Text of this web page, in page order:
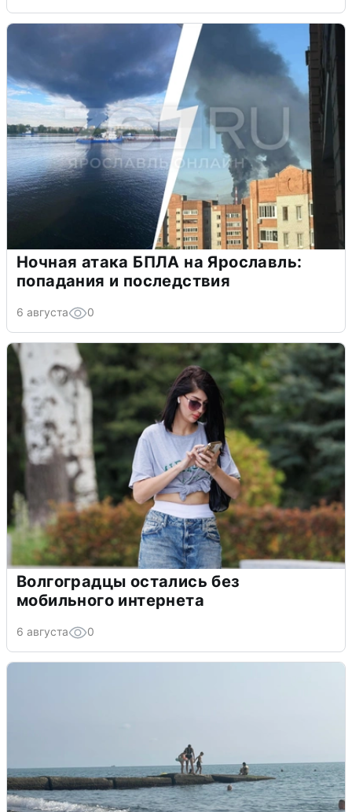
Ночная атака БПЛА на Ярославль:
попадания и последствия
6 августа 0
Волгоградцы остались без
мобильного интернета
6 августа 0